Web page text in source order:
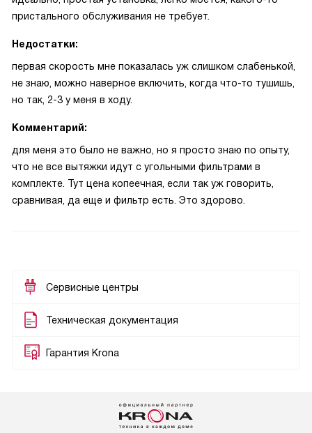
пристального обслуживания не требует.
Недостатки:
первая скорость мне показалась уж слишком слабенькой,
не знаю, можно наверное включить, когда что-то тушишь,
но так, 2-3 у меня в ходу.
Комментарий:
для меня это было не важно, но я просто знаю по опыту,
что не все вытяжки идут с угольными фильтрами в
комплекте. Тут цена копеечная, если так уж говорить,
сравнивая, да еще и фильтр есть. Это здорово.
Сервисные центры
Техническая документация
Гарантия Krona